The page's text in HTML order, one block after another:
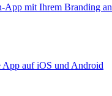
App mit Ihrem Branding an
App auf iOS und Android